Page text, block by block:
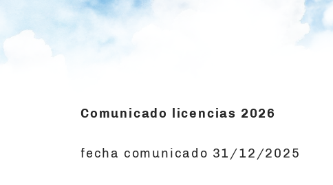
Comunicado licencias 2026
fecha comunicado 31/12/2025